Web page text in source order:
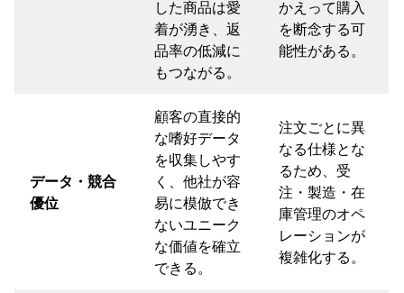
した商品は愛
着が湧き、返
品率の低減に
もつながる。
かえって購入
を断念する可
能性がある。
データ・競合
優位
顧客の直接的
な嗜好データ
を収集しやす
く、他社が容
易に模倣でき
ないユニーク
な価値を確立
できる。
注文ごとに異
なる仕様とな
るため、受
注・製造・在
庫管理のオペ
レーションが
複雑化する。